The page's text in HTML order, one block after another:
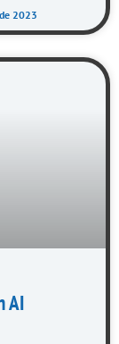
2023
AI